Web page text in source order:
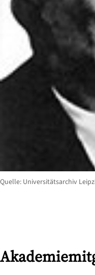
Quelle: Universitätsarchiv